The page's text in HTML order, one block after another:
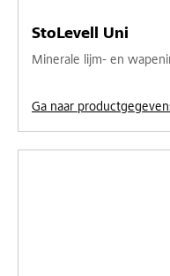
StoLevell Uni
Minerale lijm- en
Ga naar